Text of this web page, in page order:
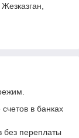
в банках
переплаты